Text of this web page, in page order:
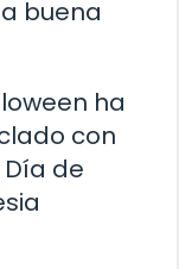
buena
ha
con
de